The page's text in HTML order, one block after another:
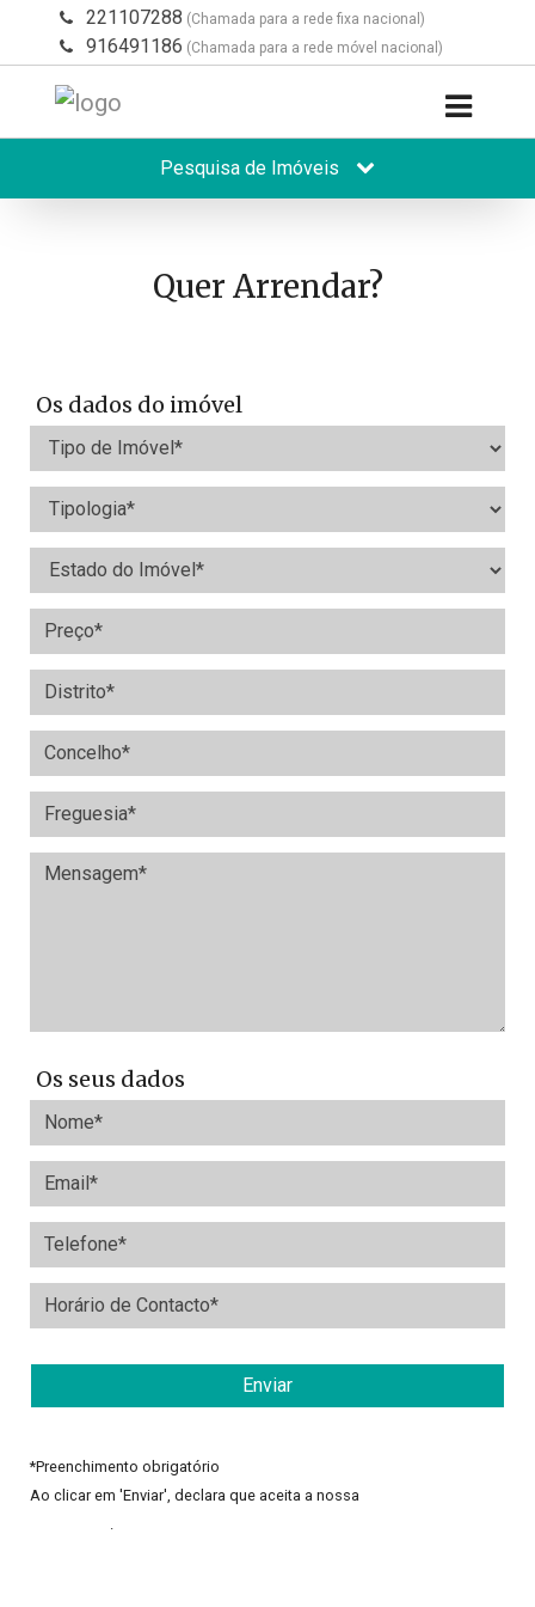
221107288 (Chamada para a rede fixa nacional)
916491186 (Chamada para a rede móvel nacional)
Pesquisa de Imóveis
Quer Arrendar?
Os dados do imóvel
Os seus dados
*Preenchimento obrigatório
Ao clicar em 'Enviar', declara que aceita a nossa